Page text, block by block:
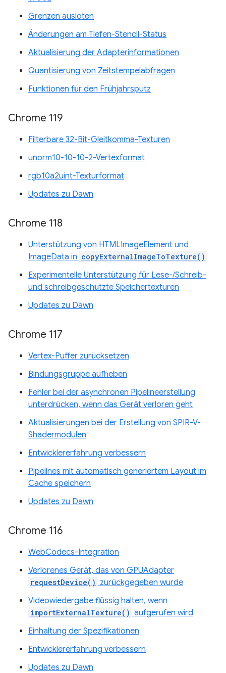
Grenzen ausloten
Änderungen am Tiefen-Stencil-Status
Aktualisierung der Adapterinformationen
Quantisierung von Zeitstempelabfragen
Funktionen für den Frühjahrsputz
Chrome 119
Filterbare 32-Bit-Gleitkomma-Texturen
unorm10-10-10-2-Vertexformat
rgb10a2uint-Texturformat
Updates zu Dawn
Chrome 118
Unterstützung von HTMLImageElement und
ImageData in copyExternalImageToTexture()
Experimentelle Unterstützung für Lese-/Schreib-
und schreibgeschützte Speichertexturen
Updates zu Dawn
Chrome 117
Vertex-Puffer zurücksetzen
Bindungsgruppe aufheben
Fehler bei der asynchronen Pipelineerstellung
unterdrücken, wenn das Gerät verloren geht
Aktualisierungen bei der Erstellung von SPIR-V-
Shadermodulen
Entwicklererfahrung verbessern
Pipelines mit automatisch generiertem Layout im
Cache speichern
Updates zu Dawn
Chrome 116
WebCodecs-Integration
Verlorenes Gerät, das von GPUAdapter
requestDevice() zurückgegeben wurde
Videowiedergabe flüssig halten, wenn
importExternalTexture() aufgerufen wird
Einhaltung der Spezifikationen
Entwicklererfahrung verbessern
Updates zu Dawn